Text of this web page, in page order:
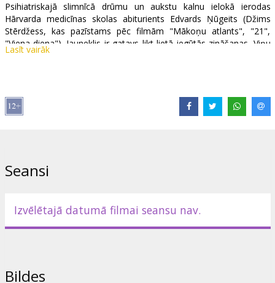
Psihiatriskajā slimnīcā drūmu un aukstu kalnu ielokā ierodas
Hārvarda medicīnas skolas abiturients Edvards Ņūgeits (Džims
Stērdžess, kas pazīstams pēc filmām "Mākoņu atlants", "21",
"Viena diena"). Jauneklis ir gatavs likt lietā iegūtās zināšanas. Viņu
sagaida iestādes vadītājs – profesors Sailass Lems (Bens
viņu.
apslēpts, uz visiem laikiem mainīs gan jaunā ārsta, gan pārējo
psihiatriskās slimnīcas iemītnieku likteni.
Režisors Breds Andersons ("Mašīnists", "Transsibīrijas ekspresis")
radījis vairākas filmas par izmaiņām cilvēka saprātā. Viņš lieliski
prot atainot slimas psihes murgu pasauli. Šoreiz režisors pēta
aktrisi ar neaizmirstamu smaidu, ko pazīstam pēc filmām
Lasīt vairāk
Seansi
Izvēlētajā datumā filmai seansu nav.
Bildes